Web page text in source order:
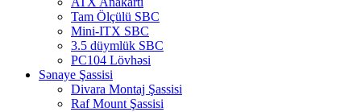
Tam Ölçülü SBC
Mini-ITX SBC
3.5 düymlük SBC
PC104 Lövhəsi
Sənaye Şassisi
Divara Montaj Şassisi
Raf Mount Şassisi